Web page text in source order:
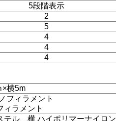
5段階表示
2
5
4
4
4
×横5m
フィラメント
ィラメント
ル、横 ハイポリマーナイロン